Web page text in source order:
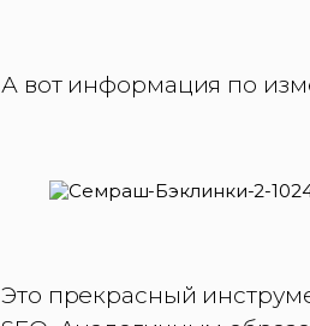
А вот информация по
Это прекрасный